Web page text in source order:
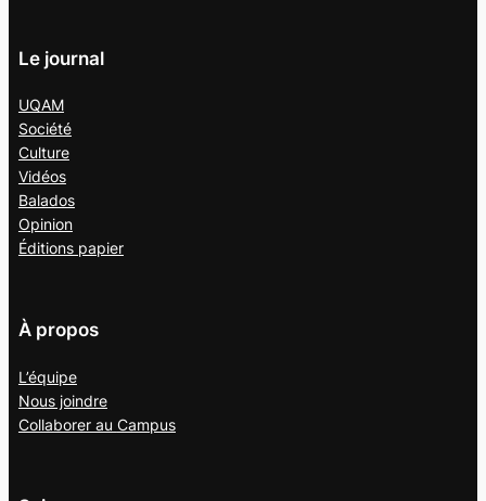
Le journal
UQAM
Société
Culture
Vidéos
Balados
Opinion
Éditions papier
À propos
L’équipe
Nous joindre
Collaborer au Campus